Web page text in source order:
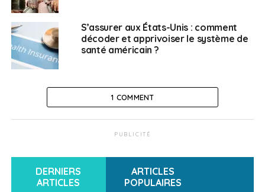
Des études à coûts
modérés, financées par
l’Etat
Dans une université publique française, un étudiant non
européen contribue pour moins de 4 000 euros à une
année de master, et un Européen étudie quasi
gratuitement. L’Etat prend en charge la plus grande
nombreuses possibilités de bourses !
S’assurer aux États-Unis : comment
décoder et apprivoiser le système de
santé américain ?
1 COMMENT
PUBLICITÉ
DERNIERS
ARTICLES
ARTICLES
POPULAIRES